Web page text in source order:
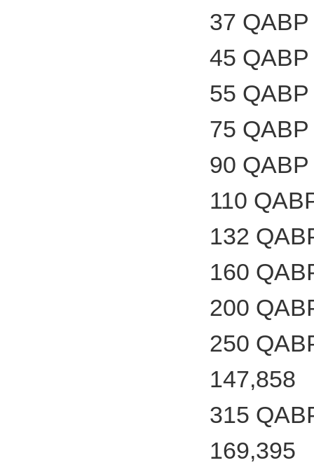
37
45
55
75
90
110
132
160
200
250
147,858
315
169,395